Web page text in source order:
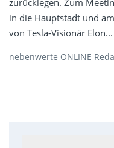
zurücklegen. Zum
in die Hauptstadt und
von Tesla-Visionär Elon...
nebenwerte ONLINE